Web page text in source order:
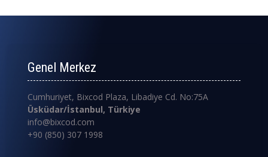
Genel Merkez
Cumhuriyet, Bixcod Plaza, Libadiye Cd. No:75A
Üsküdar/İstanbul, Türkiye
info@bixcod.com
+90 (850) 307 1998